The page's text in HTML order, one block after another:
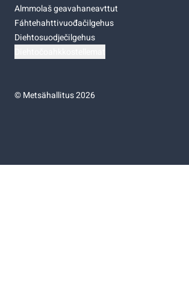
Almmolaš geavahaneavttut
Fáhtehahttivuođačilgehus
Diehtosuodječilgehus
©Metsähallitus 2026